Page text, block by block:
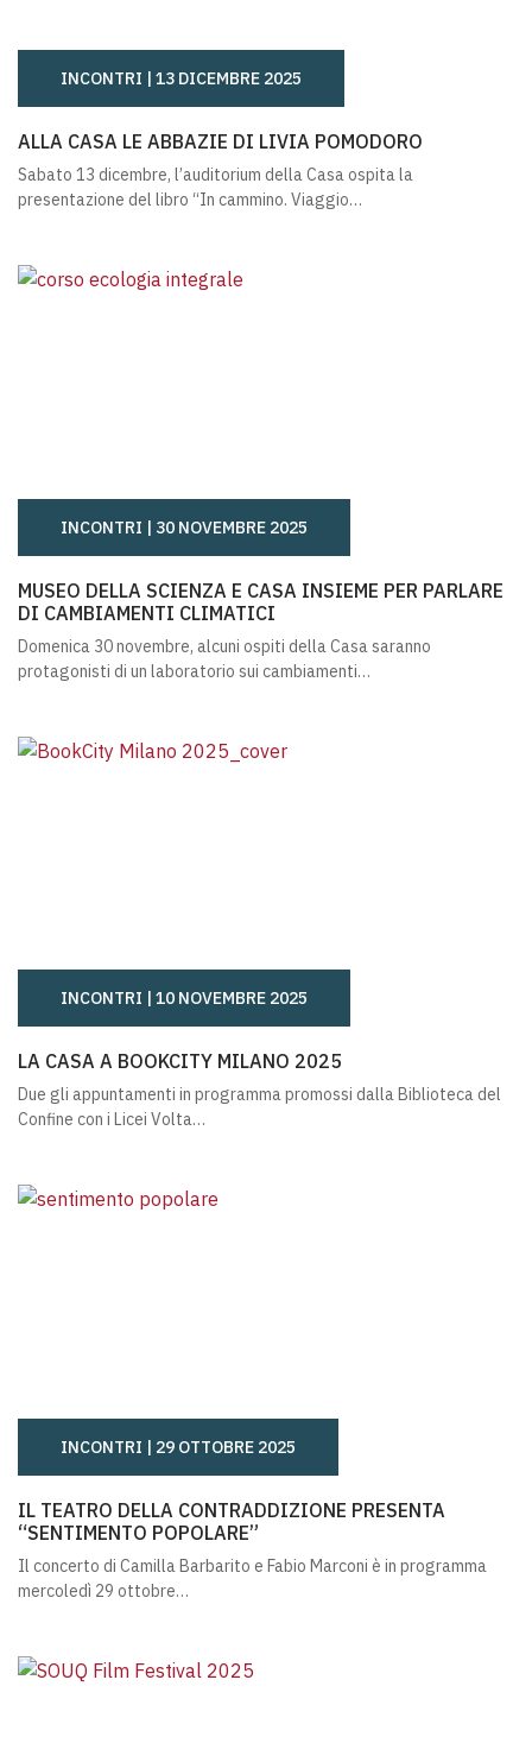
INCONTRI | 13 DICEMBRE 2025
ALLA CASA LE ABBAZIE DI LIVIA POMODORO
Sabato 13 dicembre, l’auditorium della Casa ospita la
presentazione del libro “In cammino. Viaggio…
INCONTRI | 30 NOVEMBRE 2025
MUSEO DELLA SCIENZA E CASA INSIEME PER PARLARE
DI CAMBIAMENTI CLIMATICI
Domenica 30 novembre, alcuni ospiti della Casa saranno
protagonisti di un laboratorio sui cambiamenti…
INCONTRI | 10 NOVEMBRE 2025
LA CASA A BOOKCITY MILANO 2025
Due gli appuntamenti in programma promossi dalla Biblioteca del
Confine con i Licei Volta…
INCONTRI | 29 OTTOBRE 2025
IL TEATRO DELLA CONTRADDIZIONE PRESENTA
“SENTIMENTO POPOLARE”
Il concerto di Camilla Barbarito e Fabio Marconi è in programma
mercoledì 29 ottobre…